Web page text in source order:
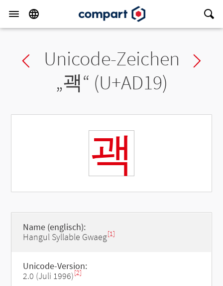
Previous char
Unicode-Zeichen
„괙“ (U+AD19)
괙
Name (englisch):
Hangul Syllable Gwaeg[1]
Unicode-Version:
2.0 (Juli 1996)[2]